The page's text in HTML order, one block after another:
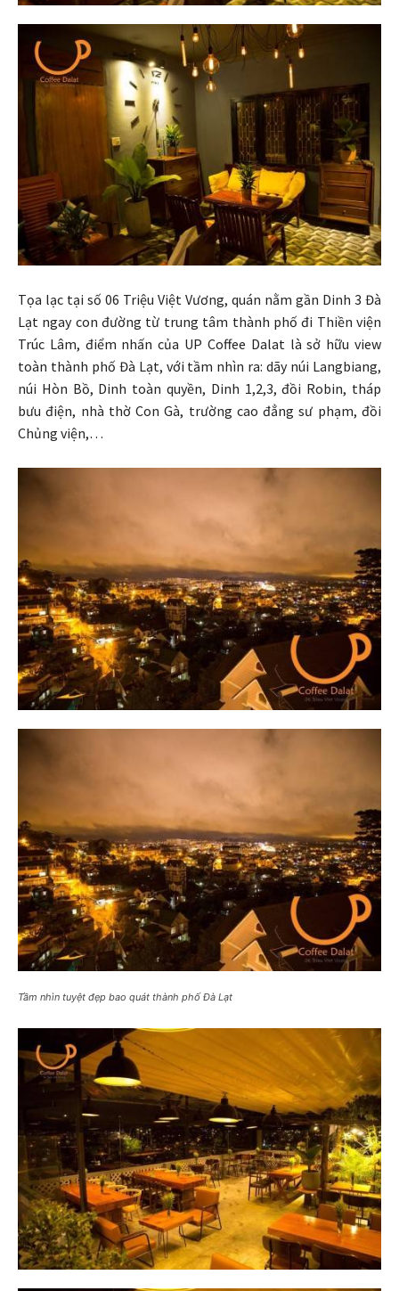
Tọa lạc tại số 06 Triệu Việt Vương, quán nằm gần Dinh 3 Đà
Lạt ngay con đường từ trung tâm thành phố đi Thiền viện
Trúc Lâm, điểm nhấn của UP Coffee Dalat là sở hữu view
toàn thành phố Đà Lạt, với tầm nhìn ra: dãy núi Langbiang,
núi Hòn Bồ, Dinh toàn quyền, Dinh 1,2,3, đồi Robin, tháp
bưu điện, nhà thờ Con Gà, trường cao đẳng sư phạm, đồi
Chủng viện,…
Tầm nhìn tuyệt đẹp bao quát thành phố Đà Lạt